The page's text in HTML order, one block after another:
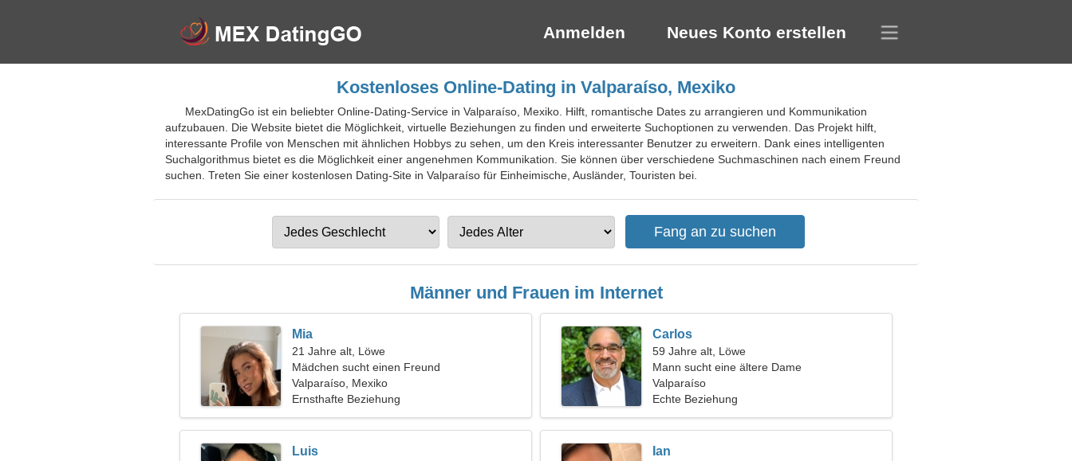
Anmelden Neues Konto erstellen
Kostenloses Online-Dating in Valparaíso, Mexiko
MexDatingGo ist ein beliebter Online-Dating-Service in Valparaíso, Mexiko. Hilft, romantische Dates zu arrangieren und Kommunikation
aufzubauen. Die Website bietet die Möglichkeit, virtuelle Beziehungen zu finden und erweiterte Suchoptionen zu verwenden. Das Projekt hilft,
interessante Profile von Menschen mit ähnlichen Hobbys zu sehen, um den Kreis interessanter Benutzer zu erweitern. Dank eines intelligenten
Suchalgorithmus bietet es die Möglichkeit einer angenehmen Kommunikation. Sie können über verschiedene Suchmaschinen nach einem Freund
suchen. Treten Sie einer kostenlosen Dating-Site in Valparaíso für Einheimische, Ausländer, Touristen bei.
Männer und Frauen im Internet
Mia
21 Jahre alt, Löwe
Mädchen sucht einen Freund
Valparaíso, Mexiko
Ernsthafte Beziehung
Carlos
59 Jahre alt, Löwe
Mann sucht eine ältere Dame
Valparaíso
Echte Beziehung
Luis Ian